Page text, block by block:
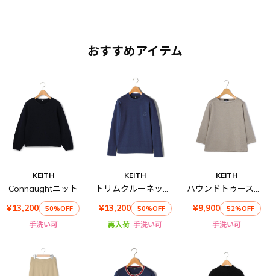
おすすめアイテム
KEITH
Connaughtニット
¥13,200
50%OFF
手洗い可
KEITH
トリムクルーネックニット
¥13,200
50%OFF
再入荷 手洗い可
KEITH
ハウンドトゥースジャージーカットソー
¥9,900
52%OFF
手洗い可